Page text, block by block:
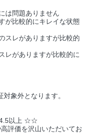
は問題ありません
が比較的にキレイな状態
スレがありますが比較的
がありますが比較的に
象外となります。
以上 ☆☆
評価を沢山いただいてお